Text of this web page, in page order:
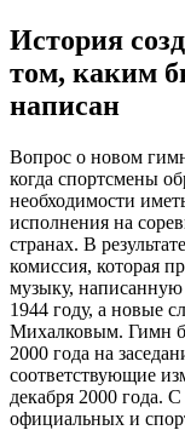
История
том, каким
написан
Вопрос о новом
когда спортсмены
необходимости
исполнения на
странах. В
комиссия, которая
музыку,
1944 году, а новые
Михалковым. Гимн
2000 года на
соответствующие
декабря 2000 года.
официальных и